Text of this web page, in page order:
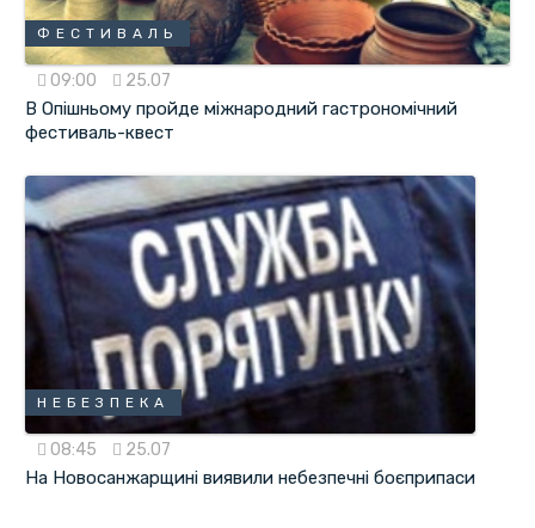
ФЕСТИВАЛЬ
09:00 25.07
В Опішньому пройде міжнародний гастрономічний
фестиваль-квест
НЕБЕЗПЕКА
08:45 25.07
На Новосанжарщині виявили небезпечні боєприпаси